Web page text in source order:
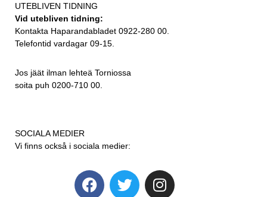
UTEBLIVEN TIDNING
Vid utebliven tidning:
Kontakta Haparandabladet 0922-280 00.
Telefontid vardagar 09-15.
Jos jäät ilman lehteä Torniossa
soita puh 0200-710 00.
SOCIALA MEDIER
Vi finns också i sociala medier: